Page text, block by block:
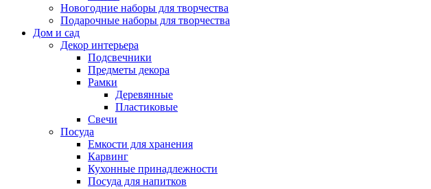
Новогодние наборы для творчества
Подарочные наборы для творчества
Дом и сад
Декор интерьера
Подсвечники
Предметы декора
Рамки
Деревянные
Пластиковые
Свечи
Посуда
Емкости для хранения
Карвинг
Кухонные принадлежности
Посуда для напитков